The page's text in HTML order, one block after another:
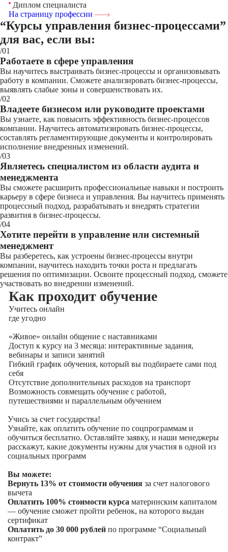
Диплом специалиста
На страницу профессии
“Курсы управления бизнес-процессами”
для вас, если вы:
/01
Работаете в сфере управления
Вы научитесь выстраивать бизнес-процессы и организовывать
работу в компании. Сможете анализировать бизнес-процессы,
выявлять слабые зоны и совершенствовать их.
/02
Владеете бизнесом или руководите проектами
Вы узнаете, как повысить эффективность бизнес-процессов
компании. Научитесь автоматизировать бизнес-процессы,
составлять регламентирующие документы и контролировать
исполнение внедренных изменений.
/03
Являетесь специалистом из области аудита и
менеджмента
Вы сможете расширить профессиональные навыки и построить
карьеру в сфере бизнеса и управления. Вы научитесь применять
процессный подход, разрабатывать и внедрять стратегии
развития в бизнес-процессы.
/04
Хотите перейти в управление или системный
менеджмент
Вы разберетесь, как устроены бизнес-процессы внутри
компании, научитесь находить точки роста и предлагать
решения по оптимизации. Освоите процессный подход, сможете
участвовать во внедрении изменений.
Как проходит обучение
Учитесь онлайн
где угодно
«Живое» онлайн общение с наставниками
Доступ к курсу на 3 месяца: интерактивные задания,
вебинары и записи занятий
Гибкий график обучения, который вы подбираете сами под
себя
Отсутствие дополнительных расходов на транспорт
Возможность совмещать обучение с работой,
путешествиями и параллельным обучением
Учись за счет государства!
Узнайте, как оплатить обучение по соцпрограммам и
обучиться бесплатно. Оставляйте заявку, и наши менеджеры
расскажут, какие документы нужны для участия в одной из
социальных программ
Вы можете:
Вернуть 13% от стоимости обучения за счет налогового
вычета
Оплатить 100% стоимости курса материнским капиталом
— обучение сможет пройти ребенок, на которого выдан
сертификат
Оплатить до 30 000 рублей по программе “Социальный
контракт”